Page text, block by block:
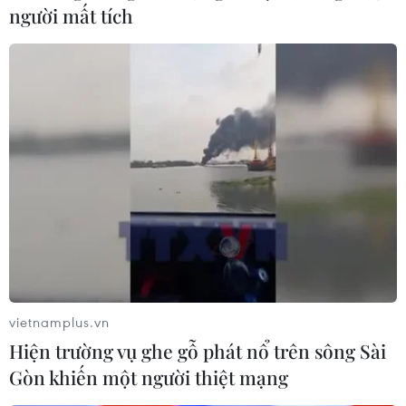
Kết luận điều tra vụ vi phạm kế toán, mua
bán hóa đơn gây thiệt hại 740 tỷ đồng
Các bị can tại Công ty Thành An Hà Nội, Công ty Thiết
bị y tế Danh, Công ty Thiết bị y tế Tràng Thi lập 2 hệ
thống sổ sách kế toán trên phần mềm để che giấu dòng
người mất tích
vietnamplus.vn
Hiện trường vụ ghe gỗ phát nổ trên sông Sài
Gòn khiến một người thiệt mạng